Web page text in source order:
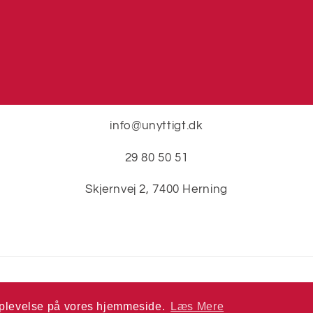
på vores hjemmeside. Læs Mere
på vores hjemmeside. Læs Mere
info@unyttigt.dk
29 80 50 51
Skjernvej 2, 7400 Herning
Betalingsmetoder